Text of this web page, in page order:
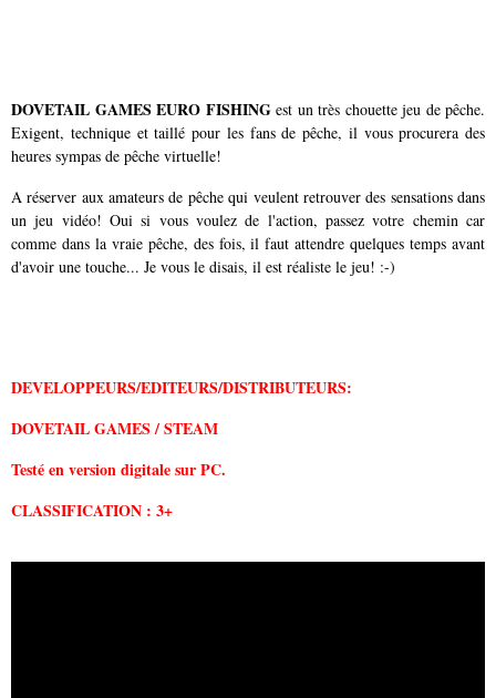
DOVETAIL GAMES EURO FISHING est un très chouette jeu de pêche.
Exigent, technique et taillé pour les fans de pêche, il vous procurera des
heures sympas de pêche virtuelle!
A réserver aux amateurs de pêche qui veulent retrouver des sensations dans
un jeu vidéo! Oui si vous voulez de l'action, passez votre chemin car
comme dans la vraie pêche, des fois, il faut attendre quelques temps avant
d'avoir une touche... Je vous le disais, il est réaliste le jeu! :-)
DEVELOPPEURS/EDITEURS/DISTRIBUTEURS:
DOVETAIL GAMES / STEAM
Testé en version digitale sur PC.
CLASSIFICATION : 3+